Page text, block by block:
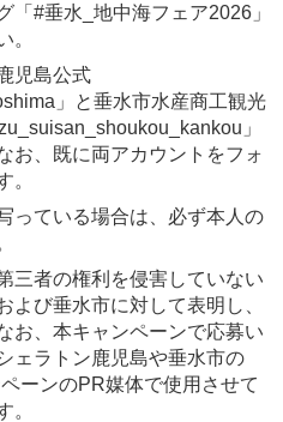
「#垂水_地中海フェア2026」
。
児島公式
」と垂水市水産商工観光
」
お、既に両アカウントをフォ
。
っている場合は、必ず本人の
三者の権利を侵害していない
よび垂水市に対して表明し、
お、本キャンペーンで応募い
ェラトン鹿児島や垂水市の
ーンのPR媒体で使用させて
。